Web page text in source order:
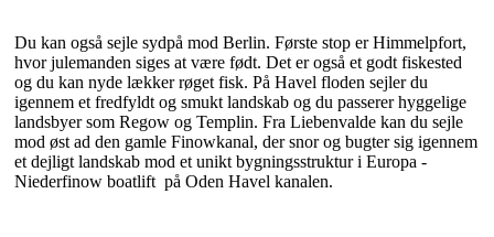
Du kan også sejle sydpå mod Berlin. Første stop er Himmelpfort,
hvor julemanden siges at være født. Det er også et godt fiskested
og du kan nyde lækker røget fisk. På Havel floden sejler du
igennem et fredfyldt og smukt landskab og du passerer hyggelige
landsbyer som Regow og Templin. Fra Liebenvalde kan du sejle
mod øst ad den gamle Finowkanal, der snor og bugter sig igennem
et dejligt landskab mod et unikt bygningsstruktur i Europa -
Niederfinow boatlift på Oden Havel kanalen.